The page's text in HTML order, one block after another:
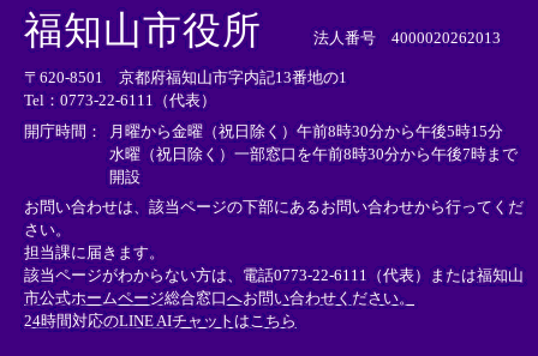
外
部
リ
ン
ク
＞
外
リ
ン
ク
＞
外
部
ン
ク
＞
福知山市役所 法人番号 4000020262013
〒620-8501 京都府福知山市字内記13番地の1
Tel：0773-22-6111（代表）
開庁時間：
月曜から金曜（祝日除く）午前8時30分から午後5時15分
水曜（祝日除く）一部窓口を午前8時30分から午後7時まで
開設
お問い合わせは、該当ページの下部にあるお問い合わせから行ってくだ
さい。
担当課に届きます。
該当ページがわからない方は、電話0773-22-6111（代表）または福知山
市公式ホームページ総合窓口へお問い合わせください。
24時間対応のLINE AIチャットはこちら